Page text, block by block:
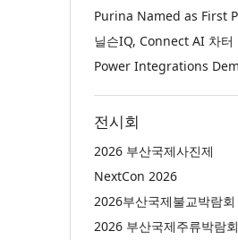
전시회
2026 부산국제사진제
NextCon 2026
2026부산국제불교박람회
2026 부산국제주류박람회